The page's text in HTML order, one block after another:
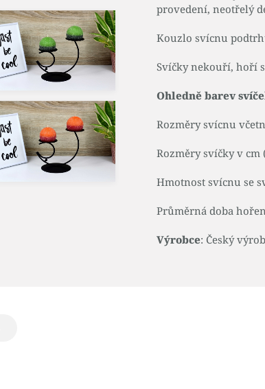
provedení, neotřelý
Kouzlo svícnu
Svíčky nekouří, hoří
Ohledně barev
Rozměry svícnu
Rozměry svíčky v cm
Hmotnost svícnu se
Průměrná doba
Výrobce: Český